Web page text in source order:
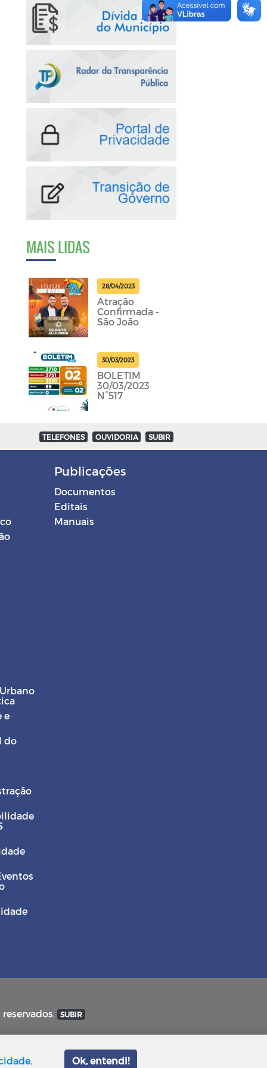
MAIS LIDAS
28/04/2023
Atração
Confirmada -
São João
30/03/2023
BOLETIM
30/03/2023
N°517
TELEFONES OUVIDORIA SUBIR
Publicações
Documentos
Editais
Manuais
e
do
SUBIR
. Ok, entendi!